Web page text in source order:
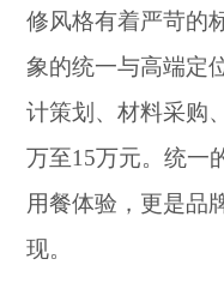
修风格有着严苛的
象的统一与高端定
计策划、材料采购
万至15万元。统一
用餐体验，更是品
现。